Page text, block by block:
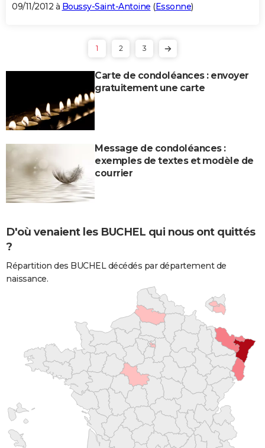
09/11/2012 à Boussy-Saint-Antoine (Essonne)
1 2 3
Carte de condoléances : envoyer
gratuitement une carte
Message de condoléances :
exemples de textes et modèle de
courrier
D'où venaient les BUCHEL qui nous ont quittés
?
Répartition des BUCHEL décédés par département de
naissance.